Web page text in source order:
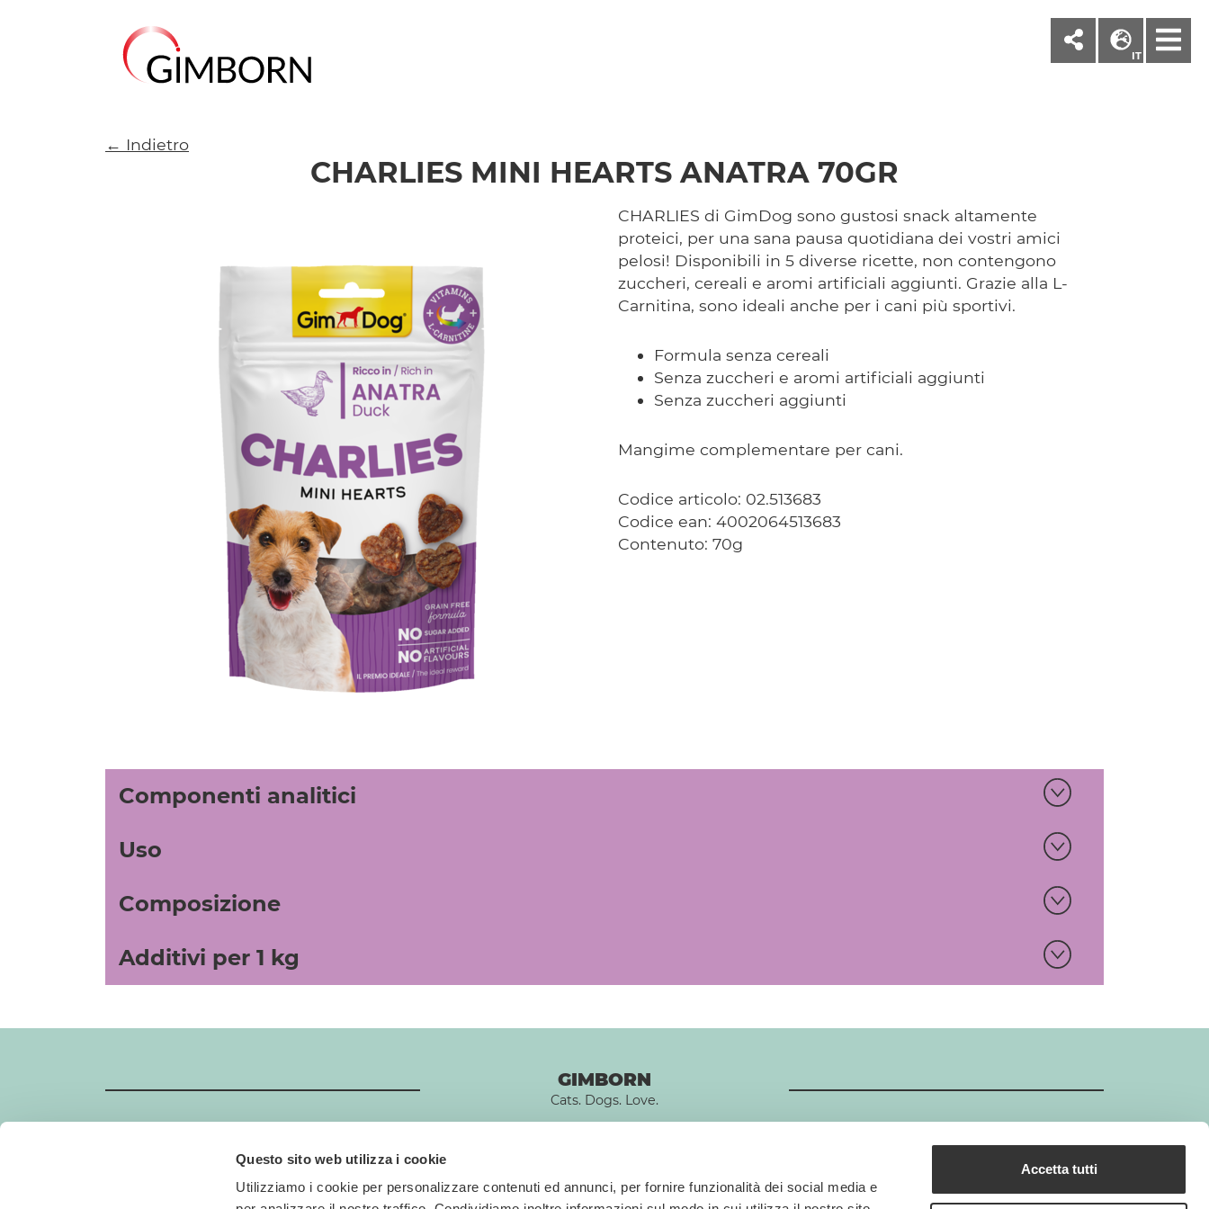
Questo sito web utilizza i cookie
Utilizziamo i cookie per personalizzare contenuti ed annunci, per fornire funzionalità dei social media e
Accetta tutti
IT
← Indietro
CHARLIES MINI HEARTS ANATRA 70GR
CHARLIES di GimDog sono gustosi snack altamente
proteici, per una sana pausa quotidiana dei vostri amici
pelosi! Disponibili in 5 diverse ricette, non contengono
zuccheri, cereali e aromi artificiali aggiunti. Grazie alla L-
Carnitina, sono ideali anche per i cani più sportivi.
Formula senza cereali
Senza zuccheri e aromi artificiali aggiunti
Senza zuccheri aggiunti
Mangime complementare per cani.
Codice articolo: 02.513683
Codice ean: 4002064513683
Contenuto: 70g
Componenti analitici
Uso
Composizione
Additivi per 1 kg
GIMBORN
Cats. Dogs. Love.
Gimborn Italia S.r.l. Società a Socio Unico
GIMBORN Certificazione ISO
Gimborn GMBH è un'azienda certificata ISO.